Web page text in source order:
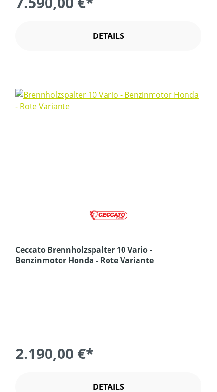
DETAILS
Ceccato Brennholzspalter 10 Vario -
Benzinmotor Honda - Rote Variante
2.190,00 €*
DETAILS